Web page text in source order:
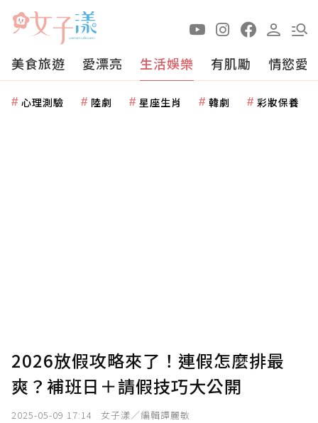
美食旅遊 愛漂亮 生活娛樂 有肌勵 情慾愛
心理測驗 陸劇 星座生肖 韓劇 彩妝保養
2026放假攻略來了！連假怎麼排最
爽？補班日＋請假技巧大公開
2025-05-09 17:14 女子漾／編輯譚麗敏